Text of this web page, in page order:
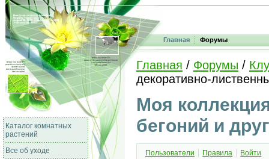
Главная Форумы
Каталог комнатных
растений
Все об уходе
Главная / Форумы /
декоративно-
Моя
бегоний и
Пользователи Правила Войти